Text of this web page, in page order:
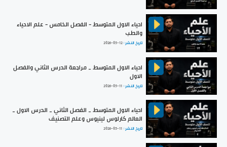
احياء الاول المتوسط - الفصل الخامس - علم الاحياء
والطب
تاريخ النشر :2026-05-12
احياء الاول المتوسط _ مراجعة الدرس الثاني والفصل
الاول
تاريخ النشر : 2026-05-11
احياء الاول المتوسط _ الفصل الثاني _ الدرس الاول _
العالم كارلوس لينيوس وعلم التصنيف
تاريخ النشر : 2026-05-11